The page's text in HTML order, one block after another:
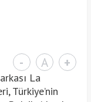
- A +
La
Türkiye’nin